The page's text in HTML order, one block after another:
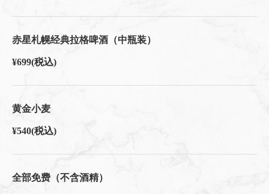
赤星札幌经典拉格啤酒（中瓶装）
¥699(税込)
黄金小麦
¥540(税込)
全部免费（不含酒精）